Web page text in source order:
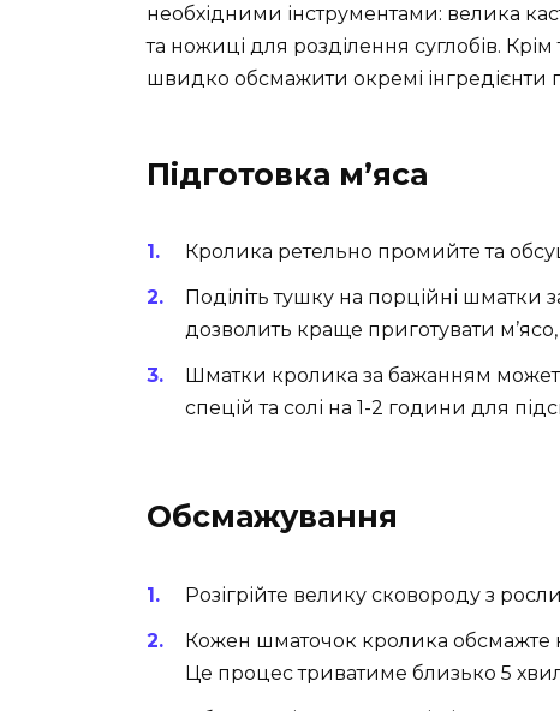
необхідними інструментами: велика
та ножиці для розділення суглобів.
швидко обсмажити окремі інгредієнти
Підготовка м’яса
Кролика ретельно промийте та
Поділіть тушку на порційні
дозволить краще приготувати м’ясо,
Шматки кролика за бажанням
спецій та солі на 1-2 години для
Обсмажування
Розігрійте велику сковороду з
Кожен шматочок кролика обсмажте
Це процес триватиме близько 5